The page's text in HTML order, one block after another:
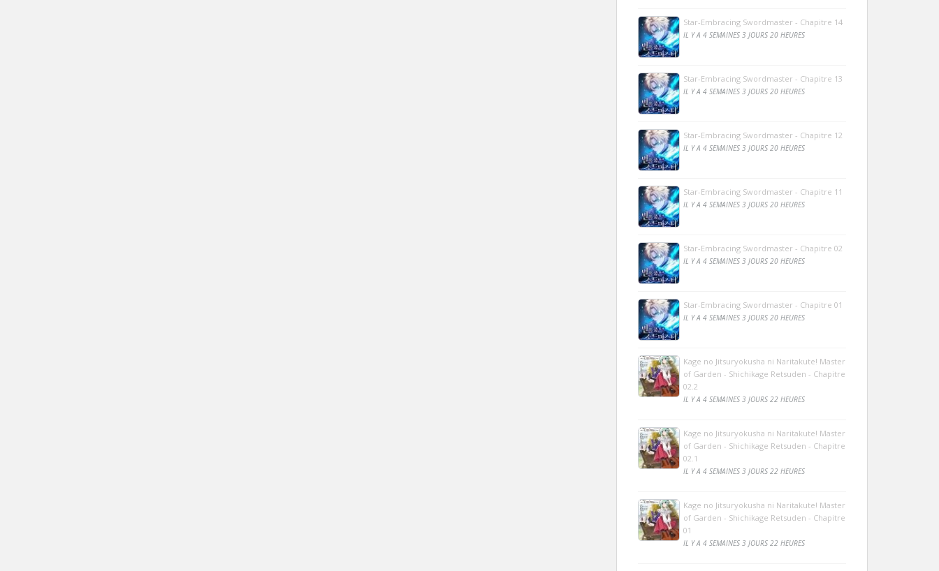
Star-Embracing Swordmaster - Chapitre 14
IL Y A 4 SEMAINES 3 JOURS 20 HEURES
Star-Embracing Swordmaster - Chapitre 13
IL Y A 4 SEMAINES 3 JOURS 20 HEURES
Star-Embracing Swordmaster - Chapitre 12
IL Y A 4 SEMAINES 3 JOURS 20 HEURES
Star-Embracing Swordmaster - Chapitre 11
IL Y A 4 SEMAINES 3 JOURS 20 HEURES
Star-Embracing Swordmaster - Chapitre 02
IL Y A 4 SEMAINES 3 JOURS 20 HEURES
Star-Embracing Swordmaster - Chapitre 01
IL Y A 4 SEMAINES 3 JOURS 20 HEURES
Kage no Jitsuryokusha ni Naritakute! Master
of Garden - Shichikage Retsuden - Chapitre
02.2
IL Y A 4 SEMAINES 3 JOURS 22 HEURES
Kage no Jitsuryokusha ni Naritakute! Master
of Garden - Shichikage Retsuden - Chapitre
02.1
IL Y A 4 SEMAINES 3 JOURS 22 HEURES
Kage no Jitsuryokusha ni Naritakute! Master
of Garden - Shichikage Retsuden - Chapitre
01
IL Y A 4 SEMAINES 3 JOURS 22 HEURES